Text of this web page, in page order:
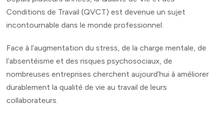
commence
par
:
remettre
le
bien-
Conditions de Travail (QVCT) est devenue un sujet
incontournable dans le monde professionnel.
Face à l’augmentation du stress, de la charge mentale, de
l’absentéisme et des risques psychosociaux, de
nombreuses entreprises cherchent aujourd’hui à améliorer
durablement la qualité de vie au travail de leurs
collaborateurs.